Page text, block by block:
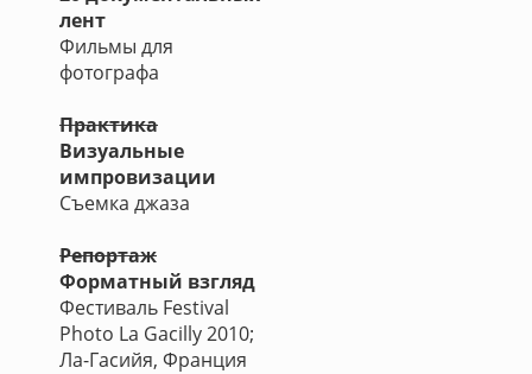
лент
Фильмы для
фотографа
Практика
Визуальные
импровизации
Съемка джаза
Репортаж
Форматный взгляд
Фестиваль Festival
Photo La Gacilly 2010;
Ла-Гасийя, Франция